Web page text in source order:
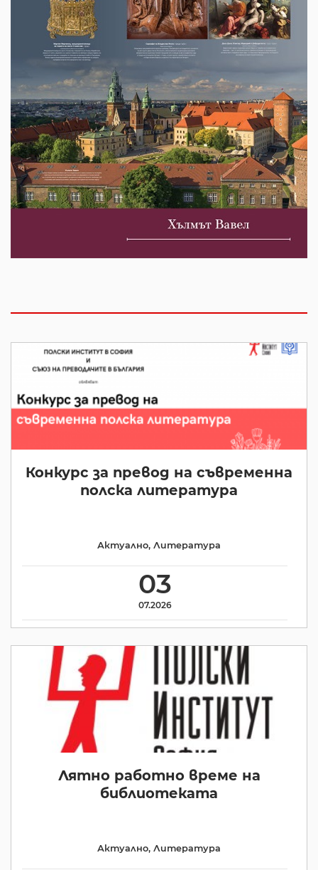
Конкурс за превод на съвременна
полска литература
03
07.2026
Актуално, Литература
Лятно работно време на
библиотеката
Актуално, Литература